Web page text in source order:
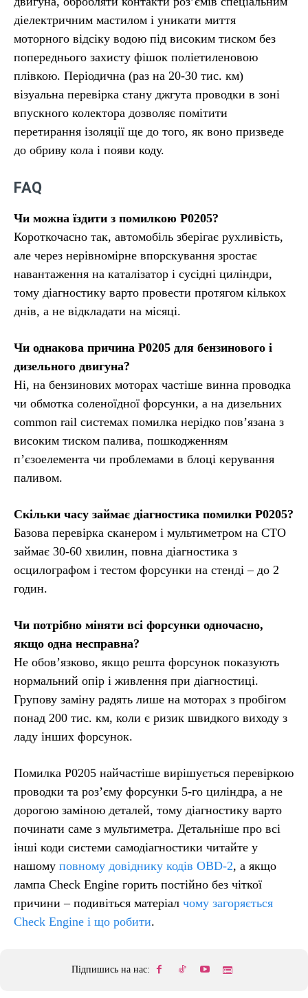
діелектричним мастилом і уникати миття
моторного відсіку водою під високим тиском без
попереднього захисту фішок поліетиленовою
плівкою. Періодична (раз на 20-30 тис. км)
візуальна перевірка стану джгута проводки в зоні
впускного колектора дозволяє помітити
перетирання ізоляції ще до того, як воно призведе
до обриву кола і появи коду.
FAQ
Чи можна їздити з помилкою P0205?
Короткочасно так, автомобіль зберігає рухливість,
але через нерівномірне впорскування зростає
навантаження на каталізатор і сусідні циліндри,
тому діагностику варто провести протягом кількох
днів, а не відкладати на місяці.
Чи однакова причина P0205 для бензинового і
дизельного двигуна?
Ні, на бензинових моторах частіше винна проводка
чи обмотка соленоїдної форсунки, а на дизельних
common rail системах помилка нерідко пов’язана з
високим тиском палива, пошкодженням
п’єзоелемента чи проблемами в блоці керування
паливом.
Скільки часу займає діагностика помилки P0205?
Базова перевірка сканером і мультиметром на СТО
займає 30-60 хвилин, повна діагностика з
осцилографом і тестом форсунки на стенді – до 2
годин.
Чи потрібно міняти всі форсунки одночасно,
якщо одна несправна?
Не обов’язково, якщо решта форсунок показують
нормальний опір і живлення при діагностиці.
Групову заміну радять лише на моторах з пробігом
понад 200 тис. км, коли є ризик швидкого виходу з
ладу інших форсунок.
Помилка P0205 найчастіше вирішується перевіркою
проводки та роз’єму форсунки 5-го циліндра, а не
дорогою заміною деталей, тому діагностику варто
починати саме з мультиметра. Детальніше про всі
інші коди системи самодіагностики читайте у
нашому повному довіднику кодів OBD-2, а якщо
лампа Check Engine горить постійно без чіткої
причини – подивіться матеріал чому загоряється
Check Engine і що робити.
Підпишись на нас: